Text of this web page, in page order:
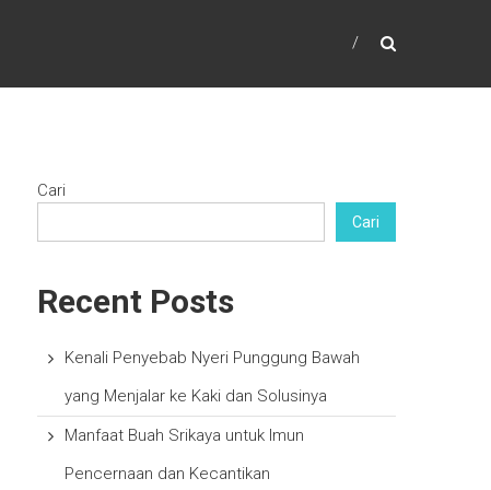
Cari
Cari
Recent Posts
Kenali Penyebab Nyeri Punggung Bawah
yang Menjalar ke Kaki dan Solusinya
Manfaat Buah Srikaya untuk Imun
Pencernaan dan Kecantikan